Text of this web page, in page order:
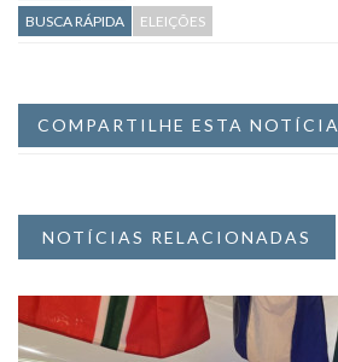
BUSCA RÁPIDA
ELEIÇÕES
COMPARTILHE ESTA NOTÍCIA
NOTÍCIAS RELACIONADAS